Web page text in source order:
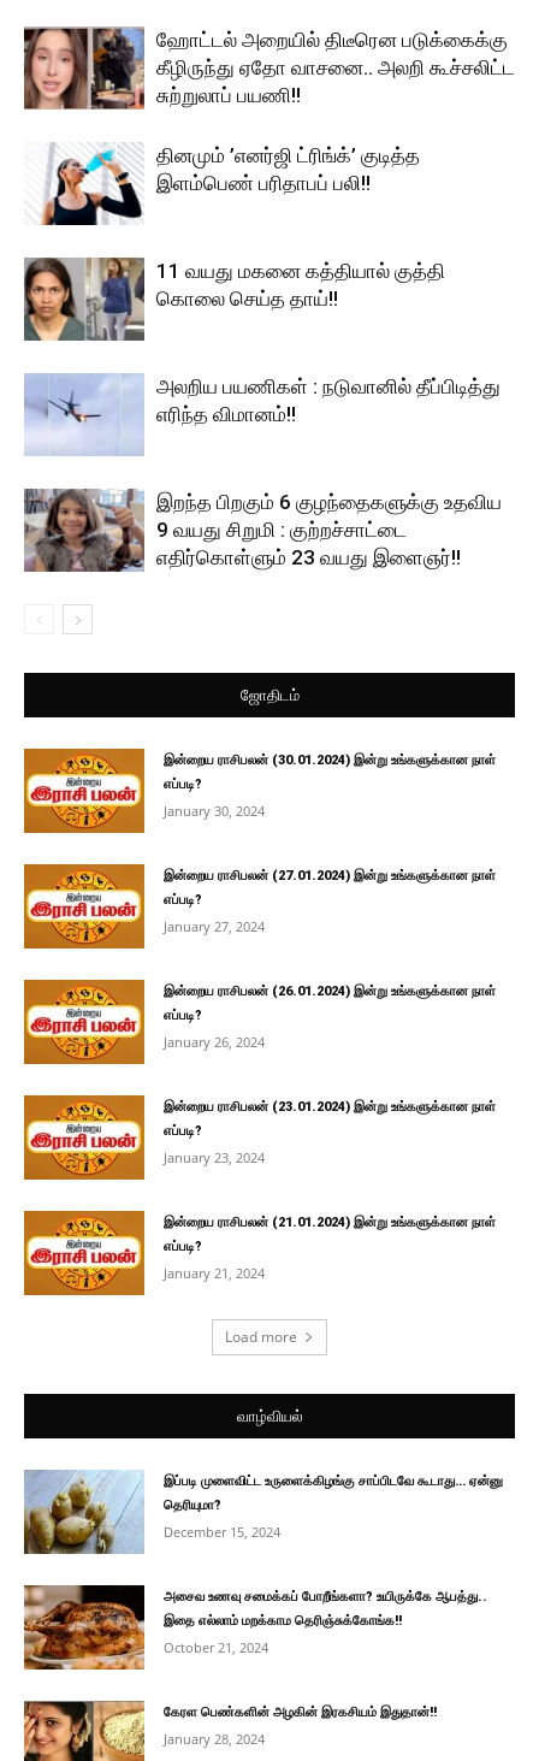
ஹோட்டல் அறையில் திடீரென படுக்கைக்கு
கீழிருந்து ஏதோ வாசனை.. அலறி கூச்சலிட்ட
சுற்றுலாப் பயணி!!
தினமும் ’எனர்ஜி ட்ரிங்க்’ குடித்த
இளம்பெண் பரிதாபப் பலி!!
11 வயது மகனை கத்தியால் குத்தி
கொலை செய்த தாய்!!
அலறிய பயணிகள் : நடுவானில் தீப்பிடித்து
எரிந்த விமானம்!!
இறந்த பிறகும் 6 குழந்தைகளுக்கு உதவிய
9 வயது சிறுமி : குற்றச்சாட்டை
எதிர்கொள்ளும் 23 வயது இளைஞர்!!
ஜோதிடம்
இன்றைய ராசிபலன் (30.01.2024) இன்று உங்களுக்கான நாள்
எப்படி?
January 30, 2024
இன்றைய ராசிபலன் (27.01.2024) இன்று உங்களுக்கான நாள்
எப்படி?
January 27, 2024
இன்றைய ராசிபலன் (26.01.2024) இன்று உங்களுக்கான நாள்
எப்படி?
January 26, 2024
இன்றைய ராசிபலன் (23.01.2024) இன்று உங்களுக்கான நாள்
எப்படி?
January 23, 2024
இன்றைய ராசிபலன் (21.01.2024) இன்று உங்களுக்கான நாள்
எப்படி?
January 21, 2024
Load more
வாழ்வியல்
இப்படி முளைவிட்ட உருளைக்கிழங்கு சாப்பிடவே கூடாது… ஏன்னு
தெரியுமா?
December 15, 2024
அசைவ உணவு சமைக்கப் போறீங்களா? உயிருக்கே ஆபத்து..
இதை எல்லாம் மறக்காம தெரிஞ்சுக்கோங்க!!
October 21, 2024
கேரள பெண்களின் அழகின் இரகசியம் இதுதான்!!
January 28, 2024